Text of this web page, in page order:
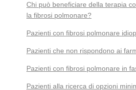
Chi può beneficiare della terapia
la fibrosi polmonare?
Pazienti con fibrosi polmonare
Pazienti che non rispondono ai
Pazienti con fibrosi polmonare in
Pazienti alla ricerca di opzioni